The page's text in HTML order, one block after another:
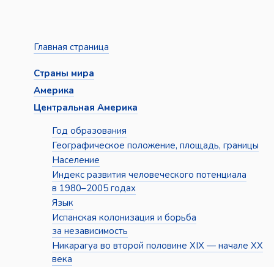
Главная страница
Страны мира
Америка
Центральная Америка
Год образования
Географическое положение, площадь, границы
Население
Индекс развития человеческого потенциала
в 1980–2005 годах
Язык
Испанская колонизация и борьба
за независимость
Никарагуа во второй половине XIX — начале XX
века